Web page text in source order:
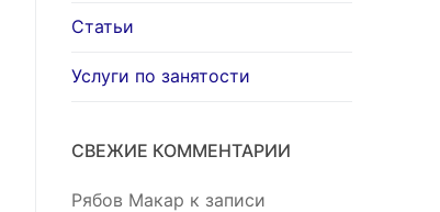
Статьи
Услуги по занятости
СВЕЖИЕ КОММЕНТАРИИ
Рябов Макар к записи